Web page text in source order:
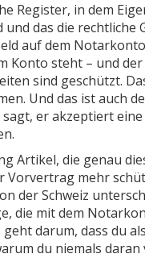
Register, in dem
das die
auf dem
Konto steht – und
sind geschützt.
Und das ist auch
er akzeptiert
Artikel, die genau
mehr
der Schweiz
die mit dem
darum, dass du
du niemals